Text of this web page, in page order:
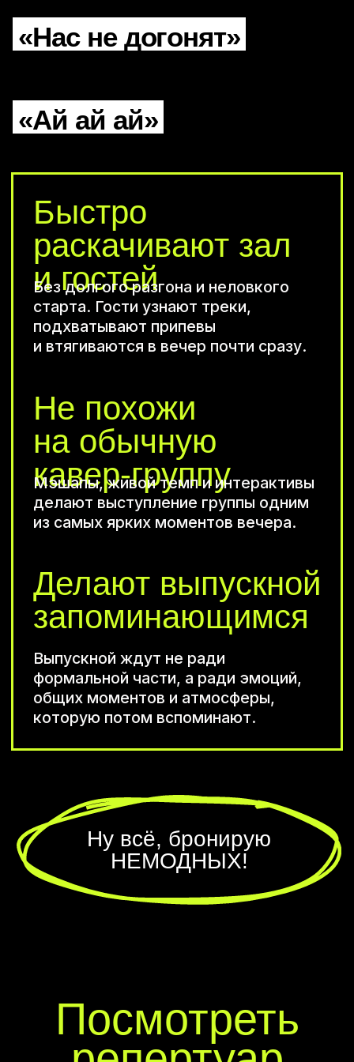
«Нас не догонят»
«Ай ай ай»
Обсудим
выпускной
в Санкт-
Петербурге
Или решите вопрос еще
быстрее — спросите
нашего бота
Я даю согласие на обработку
и соглашаюсь сполитикой
конфиденциальности
Забронить выступление